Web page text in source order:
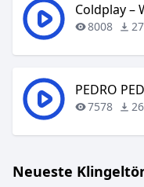
Coldplay –
8008
PEDRO
7578
Neueste